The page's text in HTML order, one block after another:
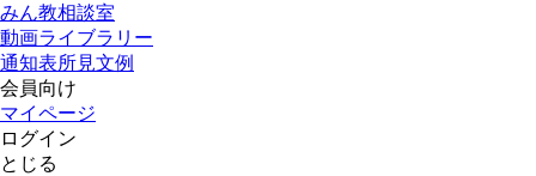
みん教相談室
動画ライブラリー
通知表所見文例
会員向け
マイページ
ログイン
とじる